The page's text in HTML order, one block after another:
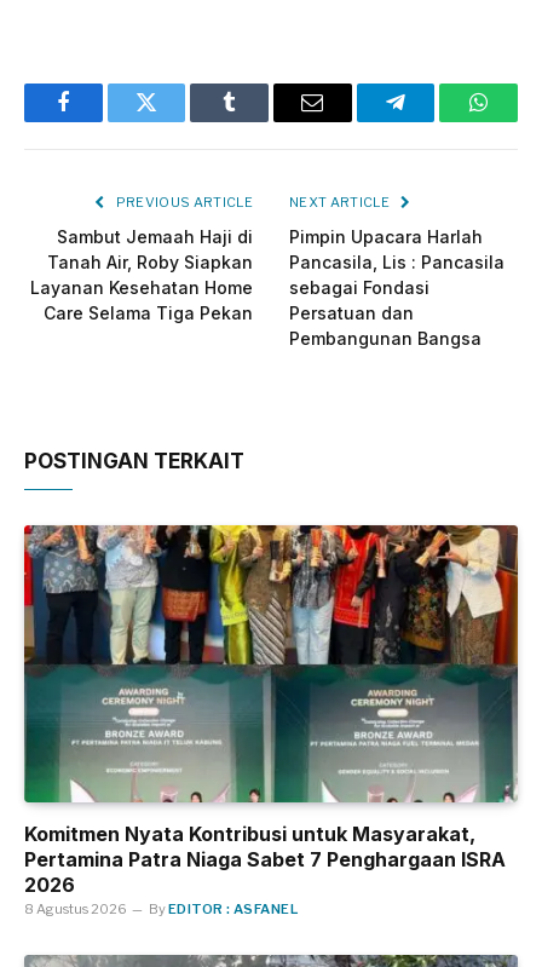
FacebookTwitter Tumblr Email Telegram
PREVIOUS ARTICLE
Sambut Jemaah Haji di
Tanah Air, Roby Siapkan
Layanan Kesehatan Home
Care Selama Tiga Pekan
NEXT ARTICLE
Pimpin Upacara Harlah
Pancasila, Lis : Pancasila
sebagai Fondasi
Persatuan dan
Pembangunan Bangsa
POSTINGAN TERKAIT
Komitmen Nyata Kontribusi untuk Masyarakat,
Pertamina Patra Niaga Sabet 7 Penghargaan ISRA
2026
8 Agustus 2026 ByEDITOR : ASFANEL